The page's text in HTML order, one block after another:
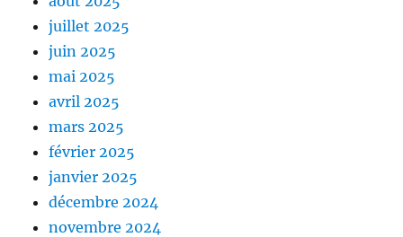
juillet 2025
juin 2025
mai 2025
avril 2025
mars 2025
février 2025
janvier 2025
décembre 2024
novembre 2024